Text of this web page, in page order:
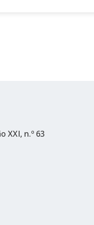
XXI, n.º 63